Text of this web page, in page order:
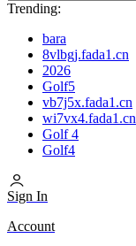
Trending:
bara
8vlbgj.fada1.cn
2026
Golf5
vb7j5x.fada1.cn
wi7vx4.fada1.cn
Golf 4
Golf4
Sign In
Account